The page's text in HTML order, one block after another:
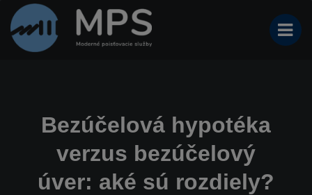
Bezúčelová hypotéka
verzus bezúčelový
úver: aké sú rozdiely?